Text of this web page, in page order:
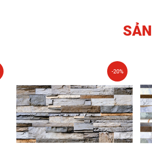
-20%